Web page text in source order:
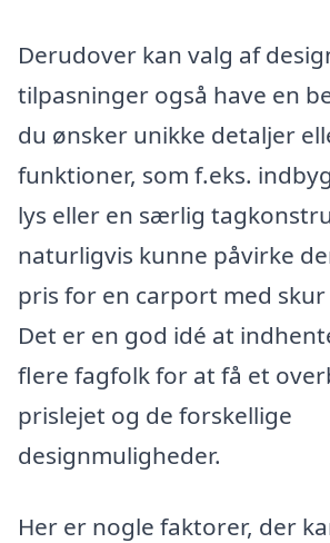
Derudover kan valg af
tilpasninger også have en
du ønsker unikke detaljer
funktioner, som f.eks.
lys eller en særlig
naturligvis kunne påvirke
pris for en carport med skur
Det er en god idé at
flere fagfolk for at få et
prislejet og de forskellige
designmuligheder.
Her er nogle faktorer, der